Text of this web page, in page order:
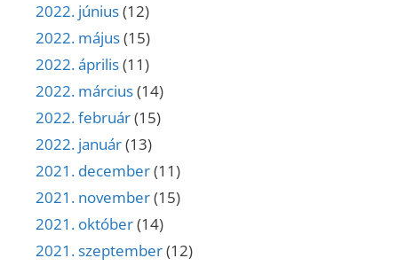
2022. június(12)
2022. május(15)
2022. április(11)
2022. március(14)
2022. február(15)
2022. január(13)
2021. december(11)
2021. november(15)
2021. október(14)
2021. szeptember(12)